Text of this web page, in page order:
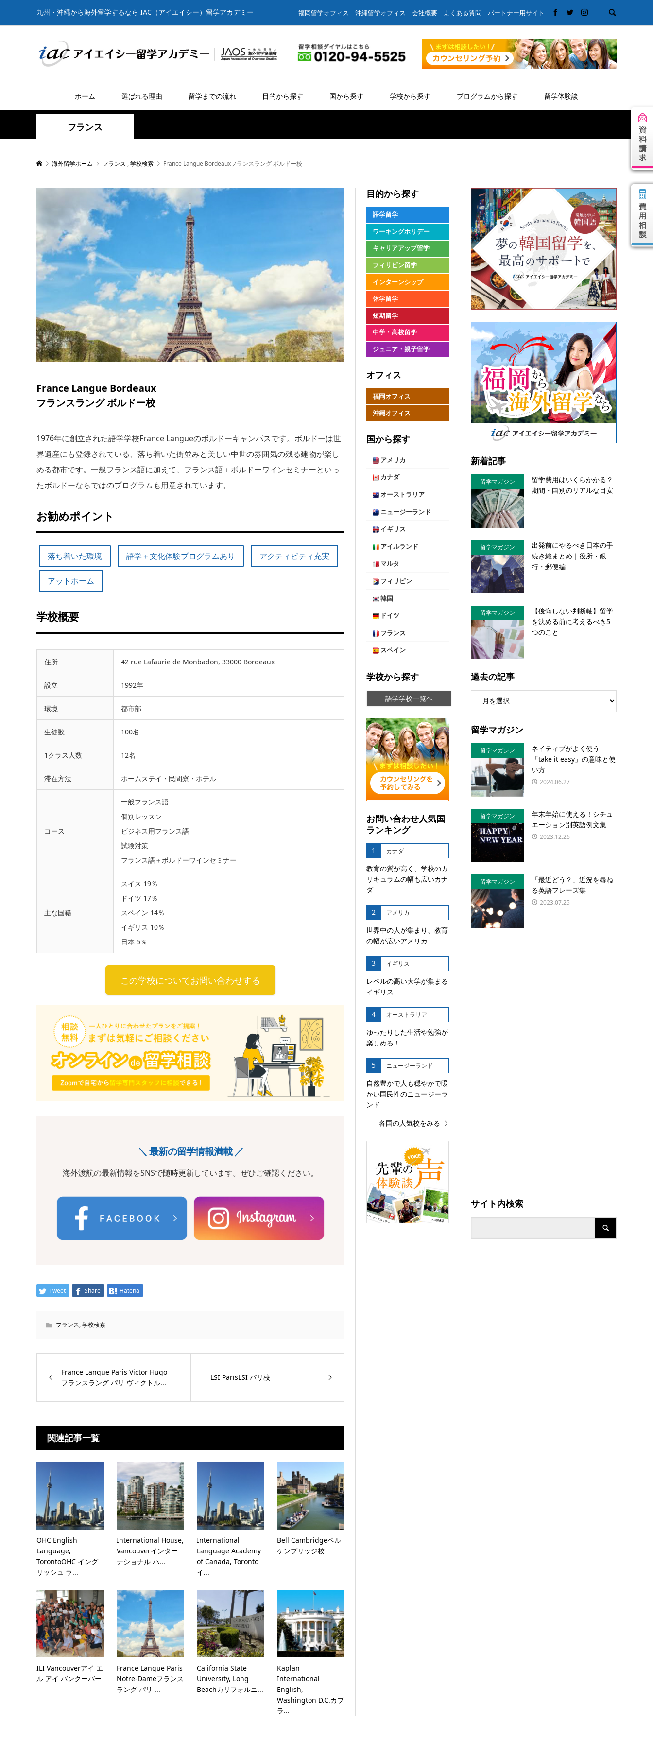
九州・沖縄から海外留学するなら IAC（アイエイシー）留学アカデミー 福岡留学オフィス 沖縄留学オフィス 会社概要 よくある質問 パートナー用サイト
ホーム 選ばれる理由 留学までの流れ 目的から探す 国から探す 学校から探す プログラムから探す 留学体験談
フランス
海外留学ホーム フランス ,学校検索 France Langue Bordeauxフランスラング ボルドー校
France Langue Bordeaux
フランスラング ボルドー校
1976年に創立された語学学校France Langueのボルドーキャンパスです。ボルドーは世
界遺産にも登録されている、落ち着いた街並みと美しい中世の雰囲気の残る建物が楽し
める都市です。一般フランス語に加えて、フランス語＋ボルドーワインセミナーといっ
たボルドーならではのプログラムも用意されています。
お勧めポイント
落ち着いた環境 語学＋文化体験プログラムあり アクティビティ充実
アットホーム
学校概要
住所 42 rue Lafaurie de Monbadon, 33000 Bordeaux
設立 1992年
環境 都市部
生徒数 100名
1クラス人数 12名
滞在方法 ホームステイ・民間寮・ホテル
コース
一般フランス語
個別レッスン
ビジネス用フランス語
試験対策
フランス語＋ボルドーワインセミナー
主な国籍
スイス 19％
ドイツ 17％
スペイン 14％
イギリス 10％
日本 5％
この学校についてお問い合わせする
＼ 最新の留学情報満載 ／
海外渡航の最新情報をSNSで随時更新しています。ぜひご確認ください。
Tweet Share Hatena
フランス,学校検索
France Langue Paris Victor Hugo
フランスラング パリ ヴィクトル...
LSI ParisLSI パリ校
関連記事一覧
OHC English
Language,
TorontoOHC イング
リッシュ ラ...
International House,
Vancouverインター
ナショナル ハ...
International
Language Academy
of Canada, Toronto
イ...
Bell Cambridgeベル
ケンブリッジ校
ILI Vancouverアイ エ
ル アイ バンクーバー
France Langue Paris
Notre-Dameフランス
ラング パリ ...
California State
University, Long
Beachカリフォルニ...
Kaplan
International
English,
Washington D.C.カプ
ラ...
目的から探す
語学留学
ワーキングホリデー
キャリアアップ留学
フィリピン留学
インターンシップ
休学留学
短期留学
中学・高校留学
ジュニア・親子留学
オフィス
福岡オフィス
沖縄オフィス
国から探す
アメリカ
カナダ
オーストラリア
ニュージーランド
イギリス
アイルランド
マルタ
フィリピン
韓国
ドイツ
フランス
スペイン
学校から探す
語学学校一覧へ
お問い合わせ人気国
ランキング
1 カナダ
教育の質が高く、学校のカ
リキュラムの幅も広いカナ
ダ
2 アメリカ
世界中の人が集まり、教育
の幅が広いアメリカ
3 イギリス
レベルの高い大学が集まる
イギリス
4 オーストラリア
ゆったりした生活や勉強が
楽しめる！
5 ニュージーランド
自然豊かで人も穏やかで暖
かい国民性のニュージーラ
ンド
各国の人気校をみる
新着記事
留学マガジン
留学費用はいくらかかる？
期間・国別のリアルな目安
留学マガジン
出発前にやるべき日本の手
続き総まとめ｜役所・銀
行・郵便編
留学マガジン
【後悔しない判断軸】留学
を決める前に考えるべき5
つのこと
過去の記事
留学マガジン
留学マガジン
ネイティブがよく使う
「take it easy」の意味と使
い方
2024.06.27
留学マガジン
年末年始に使える！シチュ
エーション別英語例文集
2023.12.26
留学マガジン
「最近どう？」近況を尋ね
る英語フレーズ集
2023.07.25
サイト内検索